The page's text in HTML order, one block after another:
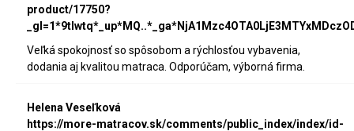
product/17750?
Veľká spokojnosť so spôsobom a rýchlosťou vybavenia,
dodania aj kvalitou matraca. Odporúčam, výborná firma.
Helena Veseľková
https://more-matracov.sk/comments/public_index/index/id-